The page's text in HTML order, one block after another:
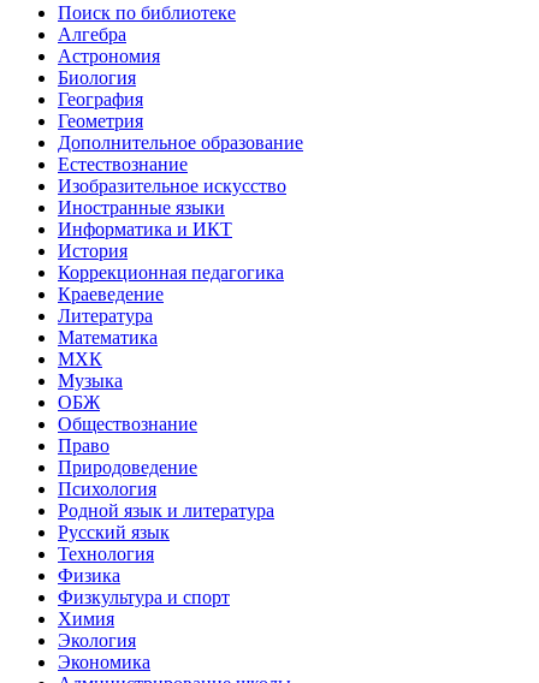
Поиск по библиотеке
Алгебра
Астрономия
Биология
География
Геометрия
Дополнительное образование
Естествознание
Изобразительное искусство
Иностранные языки
Информатика и ИКТ
История
Коррекционная педагогика
Краеведение
Литература
Математика
МХК
Музыка
ОБЖ
Обществознание
Право
Природоведение
Психология
Родной язык и литература
Русский язык
Технология
Физика
Физкультура и спорт
Химия
Экология
Экономика